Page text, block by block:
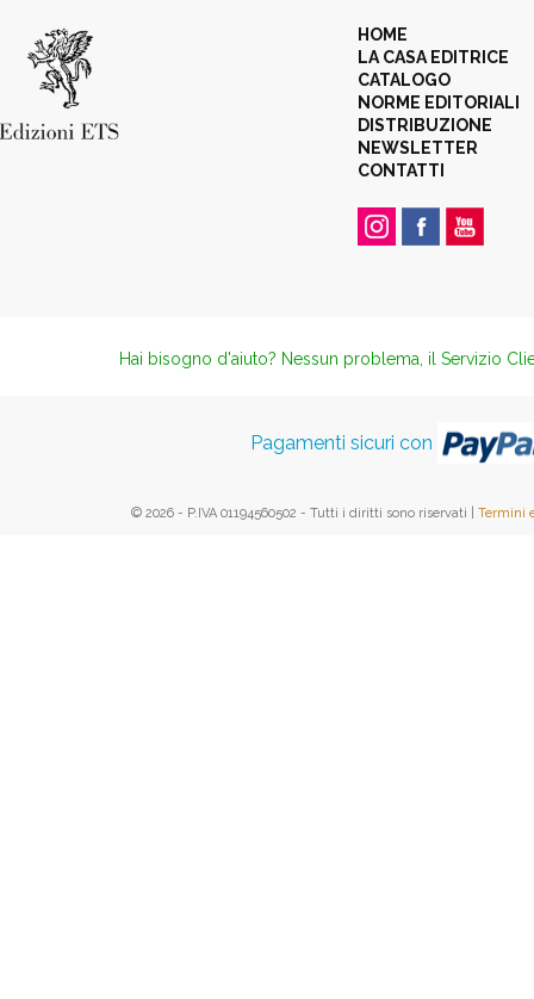
HOME
LA CASA EDITRICE
CATALOGO
NORME EDITORIALI
DISTRIBUZIONE
NEWSLETTER
CONTATTI
Hai bisogno d'aiuto? Nessun problema, il Servizio
Pagamenti sicuri con
© 2026 - P.IVA 01194560502 - Tutti i diritti sono riservati | Termini